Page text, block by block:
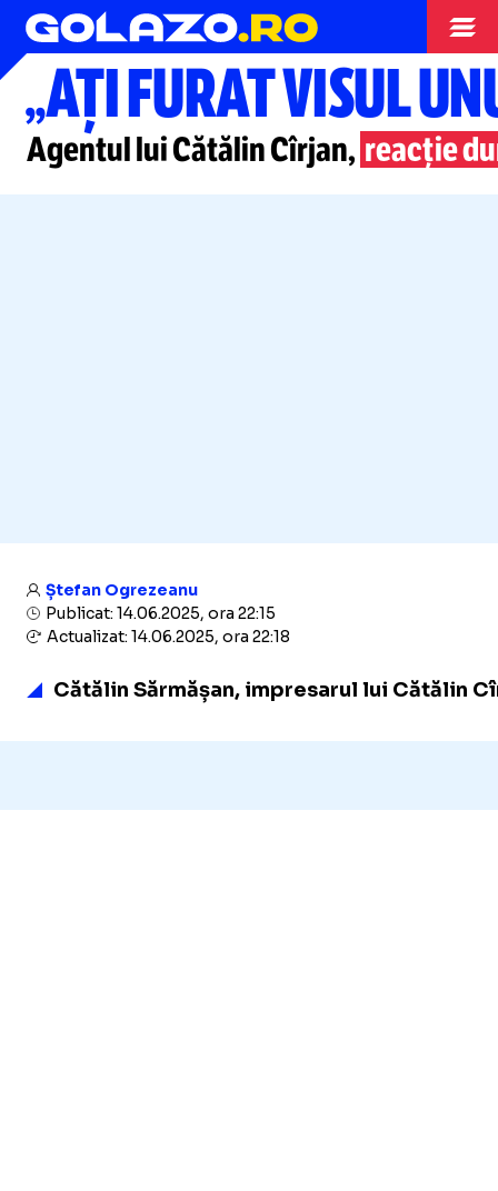
Nationala
„AȚI FURAT VISUL
Agentul lui Cătălin Cîrjan, reacție
Ștefan Ogrezeanu
Publicat: 14.06.2025, ora 22:15
Actualizat: 14.06.2025, ora 22:18
Cătălin Sărmășan, impresarul lui Cătălin